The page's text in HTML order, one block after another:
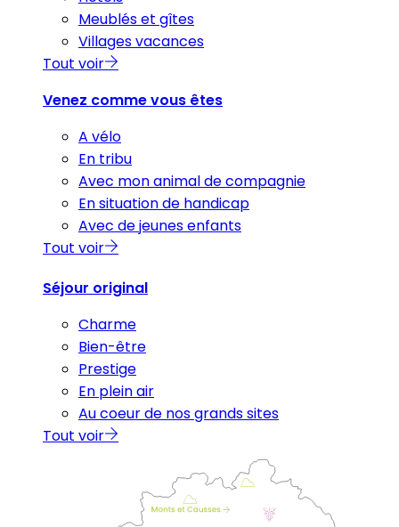
Meublés et gîtes
Villages vacances
Tout voir
Venez comme vous êtes
A vélo
En tribu
Avec mon animal de compagnie
En situation de handicap
Avec de jeunes enfants
Tout voir
Séjour original
Charme
Bien-être
Prestige
En plein air
Au coeur de nos grands sites
Tout voir